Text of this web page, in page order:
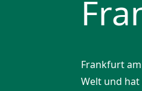
Frankfurt
Welt und